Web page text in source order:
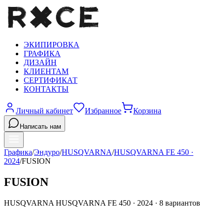
ЭКИПИРОВКА
ГРАФИКА
ДИЗАЙН
КЛИЕНТАМ
СЕРТИФИКАТ
КОНТАКТЫ
Личный кабинет Избранное Корзина
Написать нам
Графика/Эндуро/HUSQVARNA/HUSQVARNA FE 450 ·
2024/FUSION
FUSION
HUSQVARNA HUSQVARNA FE 450 · 2024 · 8 вариантов